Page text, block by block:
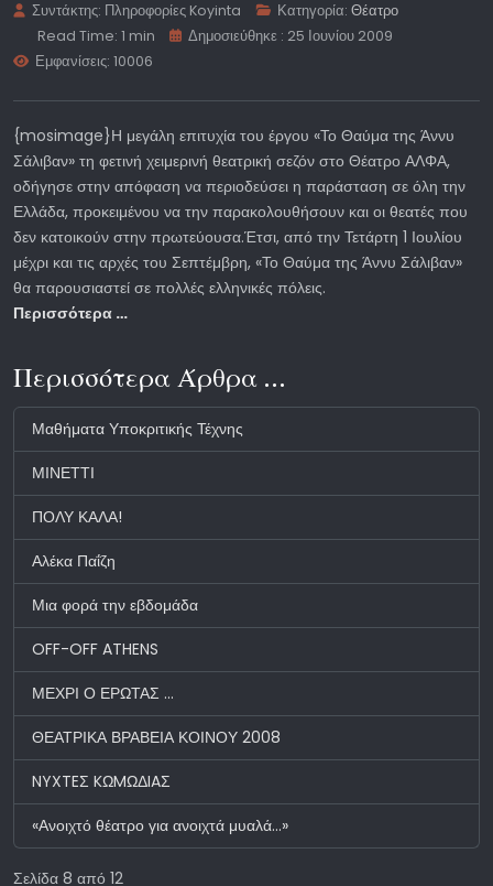
Συντάκτης: Πληροφορίες Koyinta Κατηγορία:Θέατρο
Read Time: 1 min
Δημοσιεύθηκε : 25 Ιουνίου 2009
Εμφανίσεις: 10006
{mosimage}Η μεγάλη επιτυχία του έργου «Το Θαύμα της Άννυ
Σάλιβαν» τη φετινή χειμερινή θεατρική σεζόν στο Θέατρο ΑΛΦΑ,
οδήγησε στην απόφαση να περιοδεύσει η παράσταση σε όλη την
Ελλάδα, προκειμένου να την παρακολουθήσουν και οι θεατές που
δεν κατοικούν στην πρωτεύουσα.Έτσι, από την Τετάρτη 1 Ιουλίου
μέχρι και τις αρχές του Σεπτέμβρη, «Το Θαύμα της Άννυ Σάλιβαν»
θα παρουσιαστεί σε πολλές ελληνικές πόλεις.
Περισσότερα …
Περισσότερα Άρθρα …
Μαθήματα Υποκριτικής Τέχνης
ΜΙΝΕΤΤΙ
ΠΟΛΥ ΚΑΛΑ!
Αλέκα Παΐζη
Μια φορά την εβδομάδα
OFF-OFF ATHENS
ΜΕΧΡΙ Ο ΕΡΩΤΑΣ ...
ΘΕΑΤΡΙΚΑ ΒΡΑΒΕΙΑ ΚΟΙΝΟΥ 2008
NYXTEΣ KΩMΩΔIAΣ
«Ανοιχτό θέατρο για ανοιχτά μυαλά…»
Σελίδα 8 από 12